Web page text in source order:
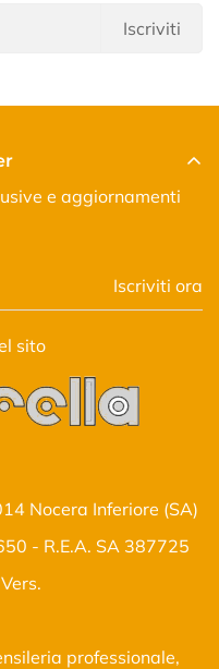
Iscriviti
Nocera Inferiore (SA)
- R.E.A. SA 387725
professionale,
e aggiornamenti
Iscriviti ora
sitoage
or older?